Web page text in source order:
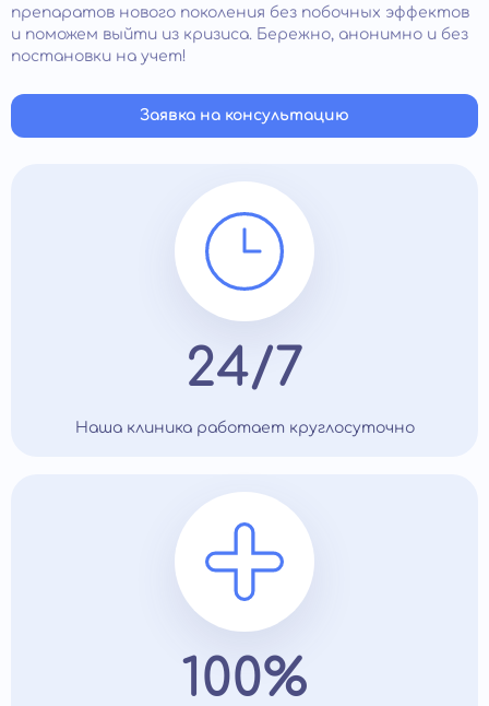
препаратов нового поколения без побочных эффектов
и поможем выйти из кризиса. Бережно, анонимно и без
постановки на учет!
Заявка на консультацию
24/7
Наша клиника работает круглосуточно
100%